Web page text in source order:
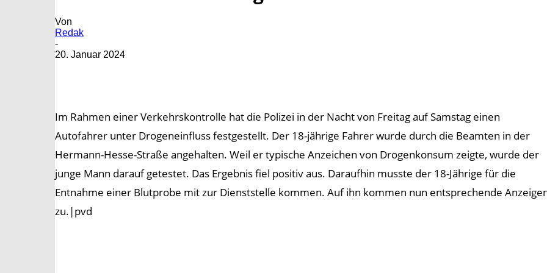
Von
Redak
-
20. Januar 2024
Im Rahmen einer Verkehrskontrolle hat die Polizei in der Nacht von Freitag auf Samstag einen
Autofahrer unter Drogeneinfluss festgestellt. Der 18-jährige Fahrer wurde durch die Beamten in der
Hermann-Hesse-Straße angehalten. Weil er typische Anzeichen von Drogenkonsum zeigte, wurde der
junge Mann darauf getestet. Das Ergebnis fiel positiv aus. Daraufhin musste der 18-Jährige für die
Entnahme einer Blutprobe mit zur Dienststelle kommen. Auf ihn kommen nun entsprechende
zu.|pvd